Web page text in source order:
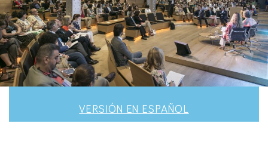
VERSIÓN EN ESPAÑOL